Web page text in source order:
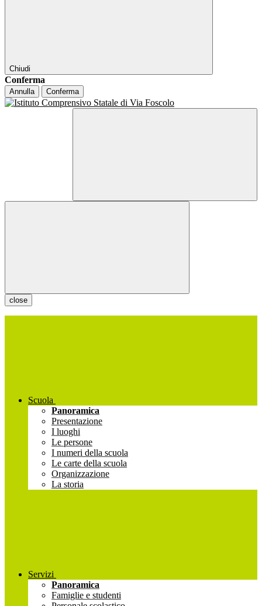
Chiudi
Conferma
Annulla Conferma
close
Scuola
Panoramica
Presentazione
I luoghi
Le persone
I numeri della scuola
Le carte della scuola
Organizzazione
La storia
Servizi
Panoramica
Famiglie e studenti